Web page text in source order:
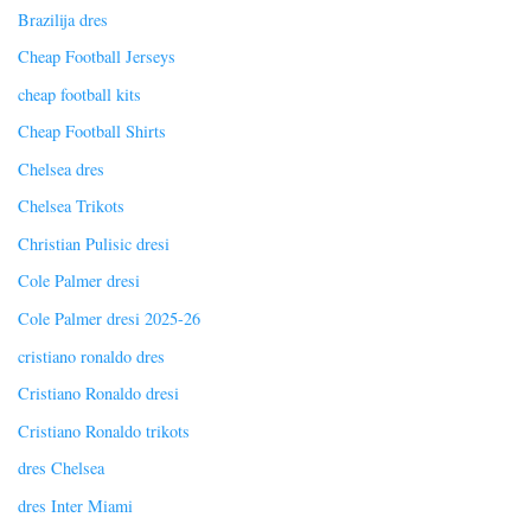
Brazilija dres
Cheap Football Jerseys
cheap football kits
Cheap Football Shirts
Chelsea dres
Chelsea Trikots
Christian Pulisic dresi
Cole Palmer dresi
Cole Palmer dresi 2025-26
cristiano ronaldo dres
Cristiano Ronaldo dresi
Cristiano Ronaldo trikots
dres Chelsea
dres Inter Miami